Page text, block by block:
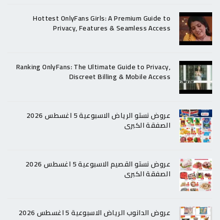
Hottest OnlyFans Girls: A Premium Guide to
Privacy, Features & Seamless Access
Ranking OnlyFans: The Ultimate Guide to Privacy,
Discreet Billing & Mobile Access
عروض نستو الرياض الاسبوعية 5 اغسطس 2026
الصفقة الكبرى
عروض نستو القصيم الاسبوعية 5 اغسطس 2026
الصفقة الكبرى
عروض الدانوب الرياض الاسبوعية 5 اغسطس 2026